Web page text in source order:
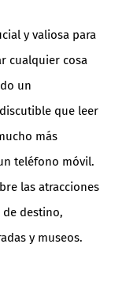
y valiosa para
cualquier cosa
un
que leer
más
teléfono móvil.
las atracciones
destino,
y museos.